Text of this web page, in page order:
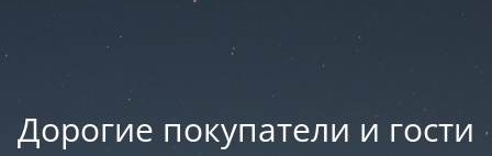
Дорогие покупатели и гости